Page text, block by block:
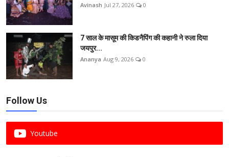
Avinash Jul 27, 2026 0
7 साल के मासूम की किडनैपिंग की कहानी ने रुला दिया
जयपुर...
Ananya Aug 9, 2026 0
Follow Us
Youtube